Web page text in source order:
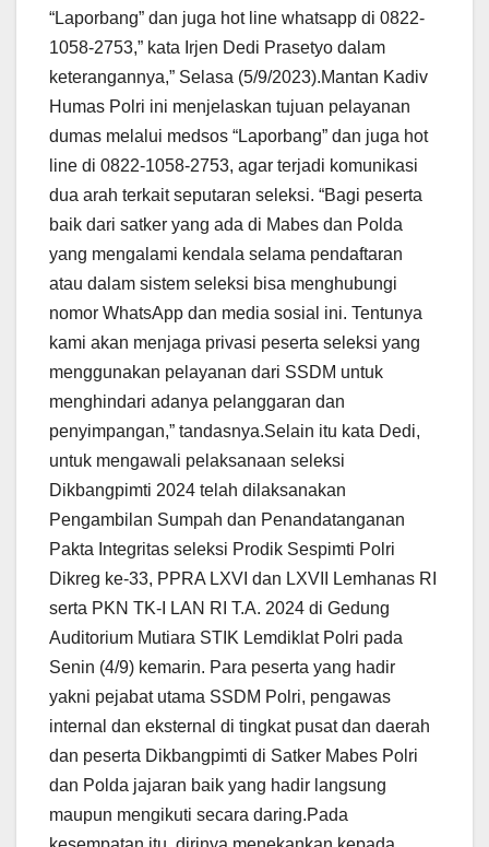
“Laporbang” dan juga hot line whatsapp di 0822-
1058-2753,” kata Irjen Dedi Prasetyo dalam
keterangannya,” Selasa (5/9/2023).Mantan Kadiv
Humas Polri ini menjelaskan tujuan pelayanan
dumas melalui medsos “Laporbang” dan juga hot
line di 0822-1058-2753, agar terjadi komunikasi
dua arah terkait seputaran seleksi. “Bagi peserta
baik dari satker yang ada di Mabes dan Polda
yang mengalami kendala selama pendaftaran
atau dalam sistem seleksi bisa menghubungi
nomor WhatsApp dan media sosial ini. Tentunya
kami akan menjaga privasi peserta seleksi yang
menggunakan pelayanan dari SSDM untuk
menghindari adanya pelanggaran dan
penyimpangan,” tandasnya.Selain itu kata Dedi,
untuk mengawali pelaksanaan seleksi
Dikbangpimti 2024 telah dilaksanakan
Pengambilan Sumpah dan Penandatanganan
Pakta Integritas seleksi Prodik Sespimti Polri
Dikreg ke-33, PPRA LXVI dan LXVII Lemhanas RI
serta PKN TK-I LAN RI T.A. 2024 di Gedung
Auditorium Mutiara STIK Lemdiklat Polri pada
Senin (4/9) kemarin. Para peserta yang hadir
yakni pejabat utama SSDM Polri, pengawas
internal dan eksternal di tingkat pusat dan daerah
dan peserta Dikbangpimti di Satker Mabes Polri
dan Polda jajaran baik yang hadir langsung
maupun mengikuti secara daring.Pada